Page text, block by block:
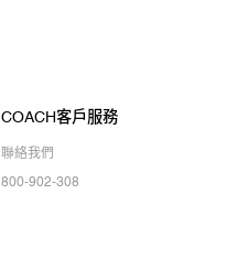
COACH客戶服務
聯絡我們
800-902-308